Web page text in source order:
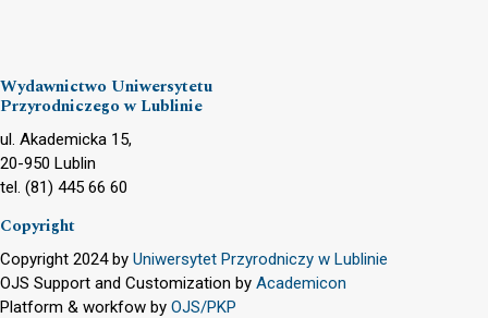
Wydawnictwo Uniwersytetu
Przyrodniczego w Lublinie
ul. Akademicka 15,
20-950 Lublin
tel. (81) 445 66 60
Copyright
Copyright 2024 by Uniwersytet Przyrodniczy w Lublinie
OJS Support and Customization by Academicon
Platform & workfow by OJS/PKP